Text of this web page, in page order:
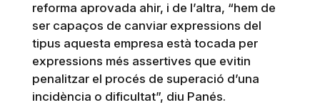
reforma aprovada ahir, i de l’altra, “hem de
ser capaços de canviar expressions del
tipus aquesta empresa està tocada per
expressions més assertives que evitin
penalitzar el procés de superació d’una
incidència o dificultat”, diu Panés.